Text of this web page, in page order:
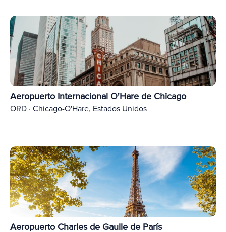
Aeropuerto Internacional O'Hare de Chicago
ORD · Chicago-O'Hare, Estados Unidos
Aeropuerto Charles de Gaulle de París